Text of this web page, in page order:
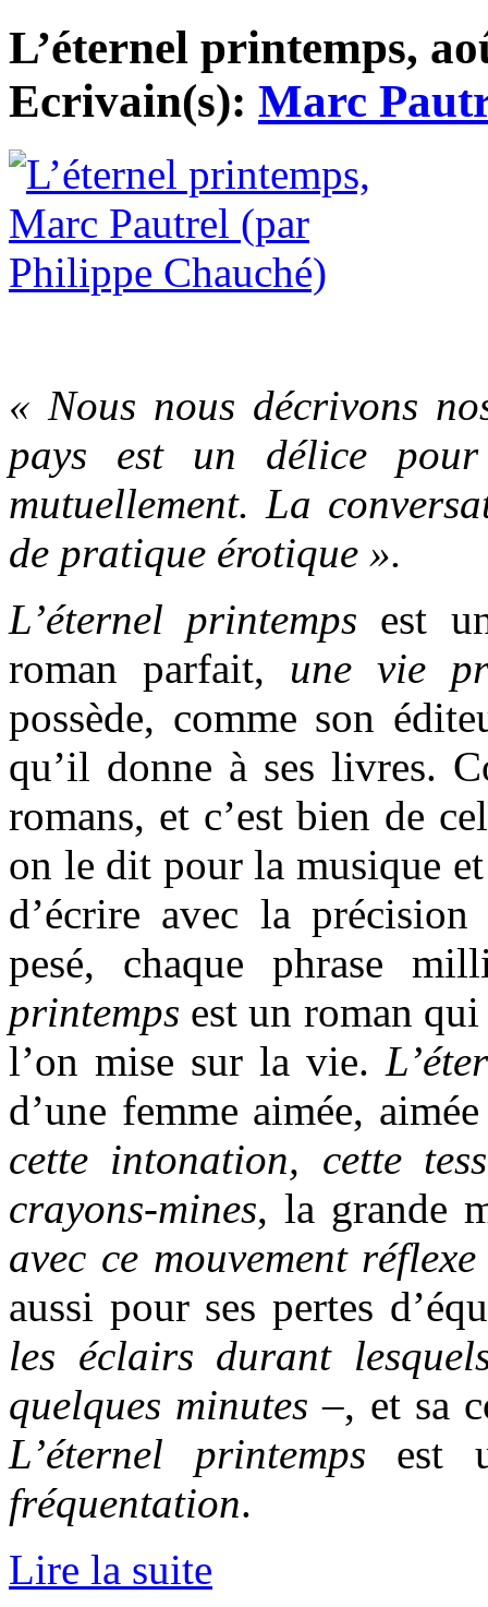
L’éternel printemps,
Ecrivain(s): Marc
« Nous nous décrivons
pays est un délice
mutuellement. La
de pratique érotique ».
L’éternel printemps est
roman parfait, une vie
possède, comme son
qu’il donne à ses livres.
romans, et c’est bien de
on le dit pour la musique
d’écrire avec la
pesé, chaque phrase
printemps est un roman
l’on mise sur la vie.
d’une femme aimée,
cette intonation, cette
crayons-mines, la grande
avec ce mouvement
aussi pour ses pertes
les éclairs durant
quelques minutes–, et sa
L’éternel printemps est
fréquentation.
Lire la suite